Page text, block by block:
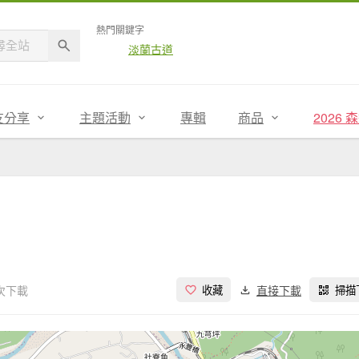
熱門關鍵字
淡蘭古道
分享 主題活動 專輯 商品 2026
下載 收藏 直接下載 掃描